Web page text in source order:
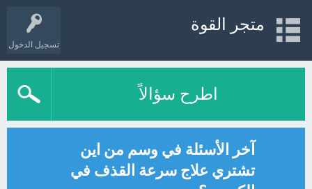
تسجيل الدخول
متجر القوة
اطرح سؤالاً
آخر الأسئلة في وسم من اين
تشتري علاج سرعة القذف في